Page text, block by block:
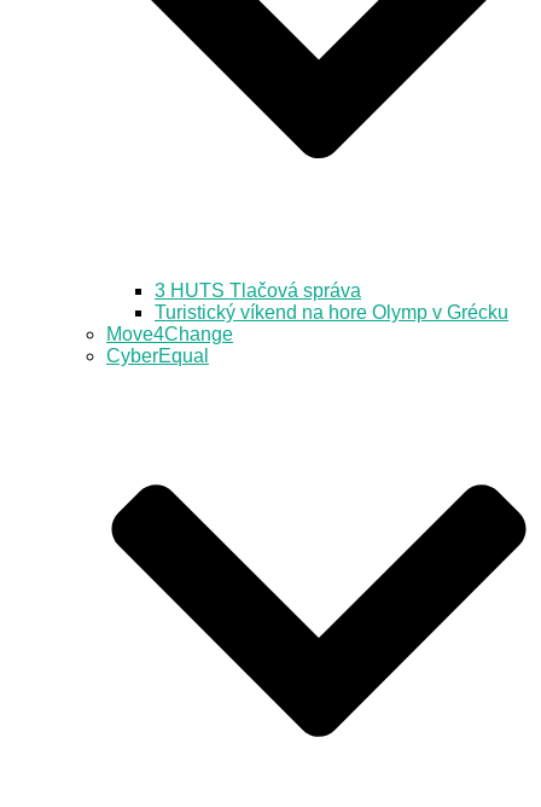
3 HUTS Tlačová správa
Turistický víkend na hore Olymp v Grécku
Move4Change
CyberEqual